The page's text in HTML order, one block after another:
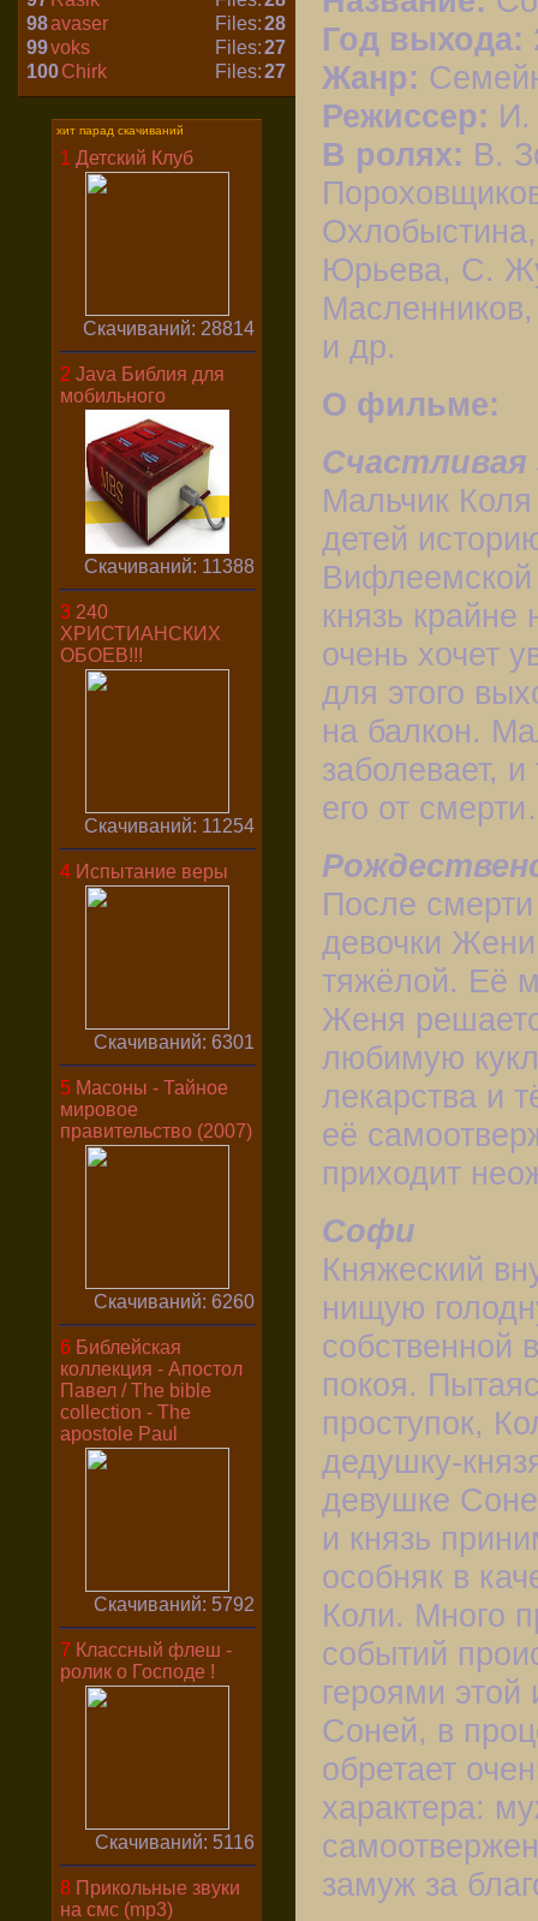
98avaser Files:28
99voks Files:27
100Chirk Files:27
хит парад скачиваний
1 Детский Клуб
Скачиваний: 28814
2 Java Библия для
мобильного
Скачиваний: 11388
3 240
ХРИСТИАНСКИХ
ОБОЕВ!!!
Скачиваний: 11254
4 Испытание веры
Скачиваний: 6301
5 Масоны - Тайное
мировое
правительство (2007)
Скачиваний: 6260
6 Библейская
коллекция - Апостол
Павел / The bible
collection - The
apostole Paul
Скачиваний: 5792
7 Классный флеш -
ролик о Господе !
Скачиваний: 5116
8 Прикольные звуки
на смс (mp3)
Год выхода:
Жанр:
Режиссер: И.
В ролях: В.
Юрьева, С.
и др.
О фильме:
Счастливая
Мальчик Коля
детей
Вифлеемской
князь
очень хочет
для этого
на балкон.
заболевает,
его от
После
девочки Жени
тяжёлой. Её
Женя
любимую
лекарства и
её
приходит
Софи
Княжеский
нищую
собственной
покоя.
проступок,
дедушку-
девушке
и князь
особняк в
Коли. Много
событий
героями этой
Соней, в
обретает
характера:
замуж за